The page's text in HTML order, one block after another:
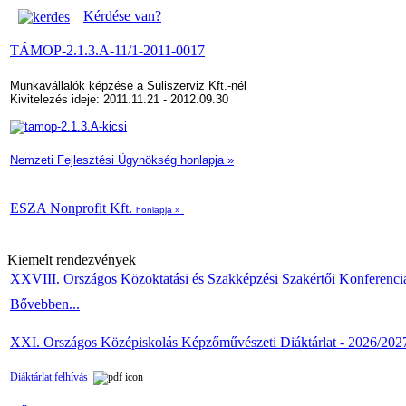
Kérdése van?
TÁMOP-2.1.3.A-11/1-2011-0017
Munkavállalók képzése a Suliszerviz Kft.-nél
Kivitelezés ideje: 2011.11.21 - 2012.09.30
Nemzeti Fejlesztési Ügynökség honlapja »
ESZA Nonprofit Kft. honlapja »
Kiemelt rendezvények
XXVIII. Országos Közoktatási és Szakképzési Szakértői
Bővebben...
XXI. Országos Középiskolás Képzőművészeti Diáktárlat - 2026/
Diáktárlat felhívás